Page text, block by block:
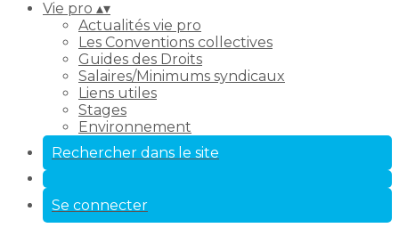
Vie pro ▴▾
Actualités vie pro
Les Conventions collectives
Guides des Droits
Salaires/Minimums syndicaux
Liens utiles
Stages
Environnement
Rechercher dans le site
Se connecter